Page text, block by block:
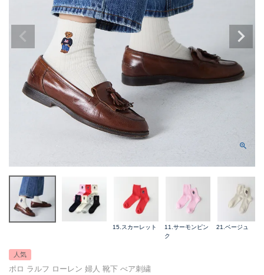
15.スカーレット
11.サーモンピン
ク
21.ベージュ
人気
ポロ ラルフ ローレン 婦人 靴下 べア刺繍